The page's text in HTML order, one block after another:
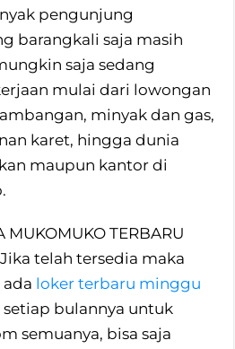
pengunjung
barangkali saja masih
saja sedang
mulai dari lowongan
minyak dan gas,
karet, hingga dunia
maupun kantor di
MUKOMUKO TERBARU
Jika telah tersedia maka
loker terbaru minggu
bulannya untuk
semuanya, bisa saja